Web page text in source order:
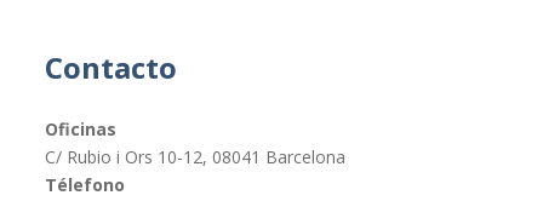
Contacto
Oficinas
C/ Rubio i Ors 10-12, 08041 Barcelona
Télefono